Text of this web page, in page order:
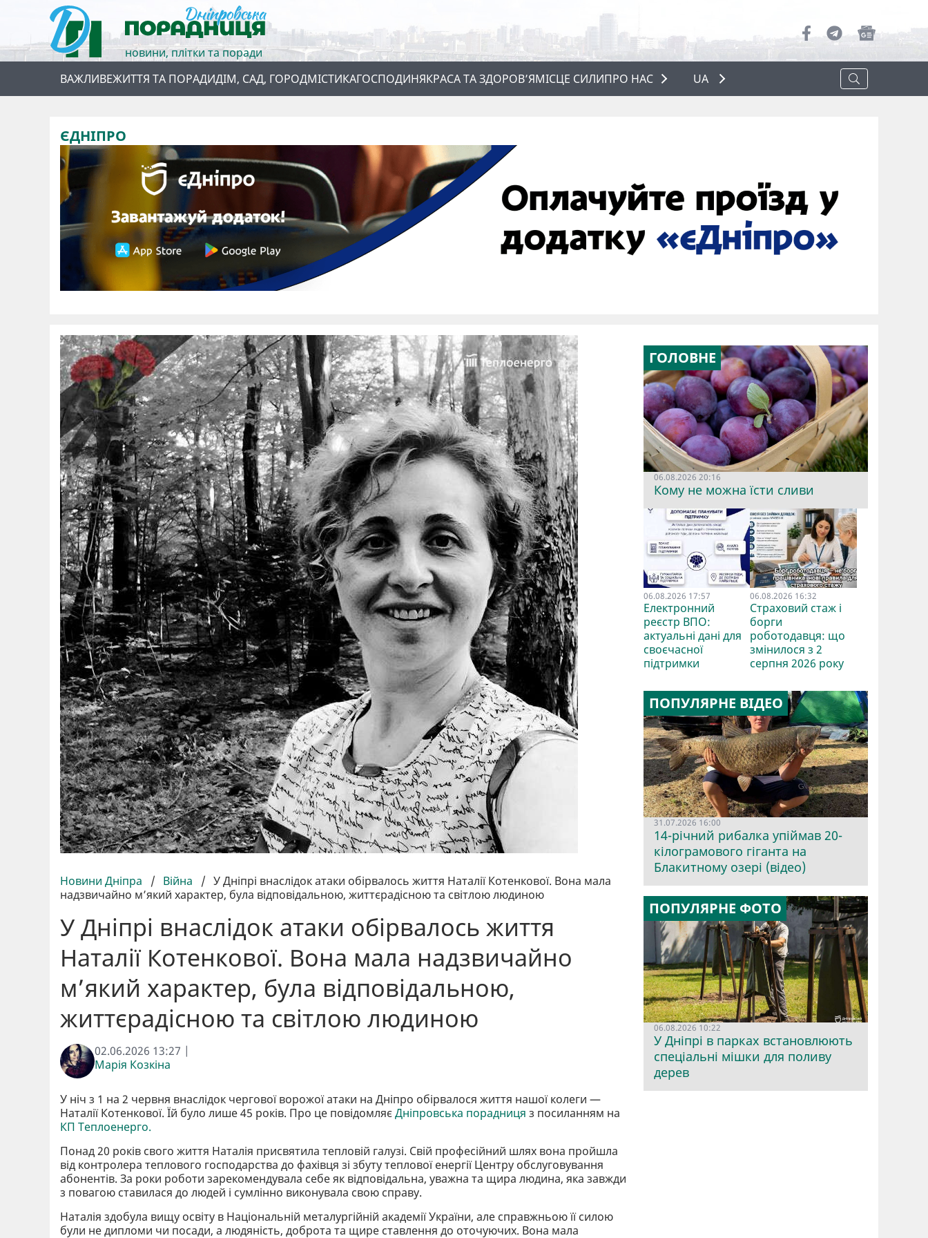
новини, плітки та поради
ВАЖЛИВЕЖИТТЯ ТА ПОРАДИДІМ, САД, ГОРОДМІСТИКАГОСПОДИНЯКРАСА ТА ЗДОРОВ’ЯМІСЦЕ СИЛИПРО НАС
ПРО НАС
UA
ЄДНІПРО
Новини Дніпра / Війна / У Дніпрі внаслідок атаки обірвалось життя Наталії Котенкової. Вона мала
надзвичайно м’який характер, була відповідальною, життєрадісною та світлою людиною
У Дніпрі внаслідок атаки обірвалось життя
Наталії Котенкової. Вона мала надзвичайно
м’який характер, була відповідальною,
життєрадісною та світлою людиною
02.06.2026 13:27 |
Марія Козкіна
У ніч з 1 на 2 червня внаслідок чергової ворожої атаки на Дніпро обірвалося життя нашої колеги —
Наталії Котенкової. Їй було лише 45 років. Про це повідомляєДніпровська порадниця з посиланням на
КП Теплоенерго.
Понад 20 років свого життя Наталія присвятила тепловій галузі. Свій професійний шлях вона пройшла
від контролера теплового господарства до фахівця зі збуту теплової енергії Центру обслуговування
абонентів. За роки роботи зарекомендувала себе як відповідальна, уважна та щира людина, яка завжди
з повагою ставилася до людей і сумлінно виконувала свою справу.
Наталія здобула вищу освіту в Національній металургійній академії України, але справжньою її силою
були не дипломи чи посади, а людяність, доброта та щире ставлення до оточуючих. Вона мала
ГОЛОВНЕ
06.08.2026 20:16
Кому не можна їсти сливи
06.08.2026 17:57
Електронний
реєстр ВПО:
актуальні дані для
своєчасної
підтримки
06.08.2026 16:32
Страховий стаж і
борги
роботодавця: що
змінилося з 2
серпня 2026 року
ПОПУЛЯРНЕ ВІДЕО
31.07.2026 16:00
14-річний рибалка упіймав 20-
кілограмового гіганта на
Блакитному озері (відео)
ПОПУЛЯРНЕ ФОТО
06.08.2026 10:22
У Дніпрі в парках встановлюють
спеціальні мішки для поливу
дерев